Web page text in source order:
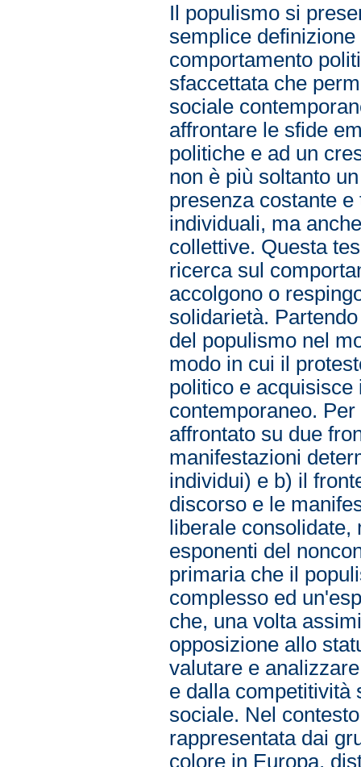
Il populismo si
semplice
comportamento
sfaccettata che
sociale
affrontare le sfide
politiche e ad un
non è più soltanto
presenza costante
individuali, ma
collettive. Questa
ricerca sul
accolgono o
solidarietà.
del populismo nel
modo in cui il
politico e
contemporaneo.
affrontato su due
manifestazioni
individui) e b) il
discorso e le
liberale consolidate,
esponenti del
primaria che il
complesso ed
che, una volta
opposizione allo
valutare e
e dalla competitività
sociale. Nel
rappresentata dai
colore in Europa,